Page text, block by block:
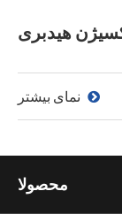
هیدبری
محصولا